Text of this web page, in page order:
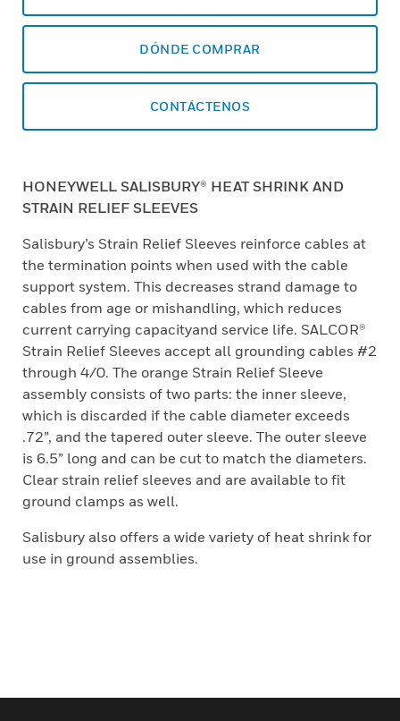
DÓNDE COMPRAR
CONTÁCTENOS
HONEYWELL SALISBURY® HEAT SHRINK AND
STRAIN RELIEF SLEEVES
Salisbury’s Strain Relief Sleeves reinforce cables at
the termination points when used with the cable
support system. This decreases strand damage to
cables from age or mishandling, which reduces
current carrying capacityand service life. SALCOR®
Strain Relief Sleeves accept all grounding cables #2
through 4/0. The orange Strain Relief Sleeve
assembly consists of two parts: the inner sleeve,
which is discarded if the cable diameter exceeds
.72”, and the tapered outer sleeve. The outer sleeve
is 6.5” long and can be cut to match the diameters.
Clear strain relief sleeves and are available to fit
ground clamps as well.
Salisbury also offers a wide variety of heat shrink for
use in ground assemblies.